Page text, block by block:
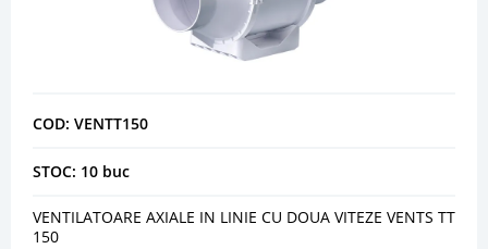
COD: VENTT150
STOC: 10 buc
VENTILATOARE AXIALE IN LINIE CU DOUA VITEZE VENTS TT
150